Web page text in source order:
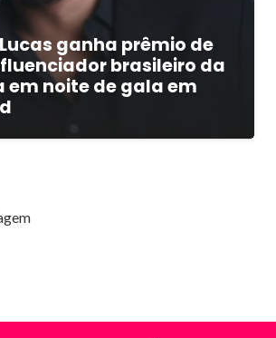
ganha prêmio de
brasileiro da
em noite de gala em